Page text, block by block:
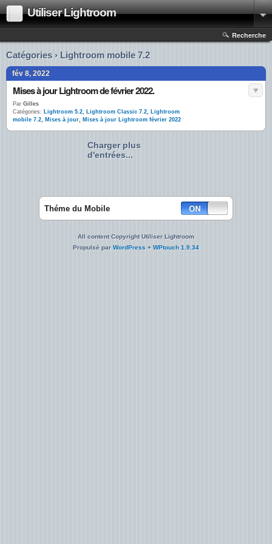
Utiliser Lightroom
Recherche
Catégories › Lightroom mobile 7.2
fév 8, 2022
Mises à jour Lightroom de février 2022.
Par Gilles
Catégories: Lightroom 5.2, Lightroom Classic 7.2, Lightroom
mobile 7.2, Mises à jour, Mises à jour Lightroom février 2022
Charger plus
d'entrées...
Théme du Mobile
All content Copyright Utiliser Lightroom
Propulsé parWordPress + WPtouch 1.9.34